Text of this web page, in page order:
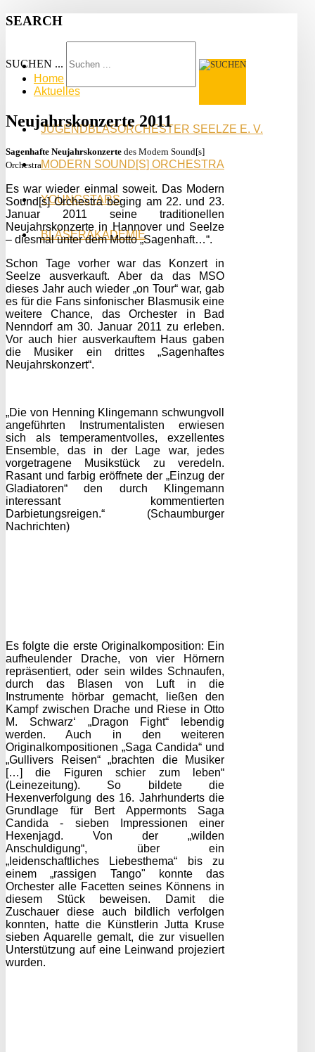
SEARCH
SUCHEN ...
JUGENDBLASORCHESTER SEELZE E. V.
MODERN SOUND[S] ORCHESTRA
YOUNGSTARS
BLÄSERAKADEMIE
Home
Aktuelles
Neujahrskonzerte 2011
Sagenhafte Neujahrskonzerte des Modern Sound[s]
Orchestra
Es war wieder einmal soweit. Das Modern
Sound[s] Orchestra beging am 22. und 23.
Januar 2011 seine traditionellen
Neujahrskonzerte in Hannover und Seelze
– diesmal unter dem Motto „Sagenhaft…“.
Schon Tage vorher war das Konzert in
Seelze ausverkauft. Aber da das MSO
dieses Jahr auch wieder „on Tour“ war, gab
es für die Fans sinfonischer Blasmusik eine
weitere Chance, das Orchester in Bad
Nenndorf am 30. Januar 2011 zu erleben.
Vor auch hier ausverkauftem Haus gaben
die Musiker ein drittes „Sagenhaftes
Neujahrskonzert“.
„Die von Henning Klingemann schwungvoll
angeführten Instrumentalisten erwiesen
sich als temperamentvolles, exzellentes
Ensemble, das in der Lage war, jedes
vorgetragene Musikstück zu veredeln.
Rasant und farbig eröffnete der „Einzug der
Gladiatoren“ den durch Klingemann
interessant kommentierten
Darbietungsreigen.“ (Schaumburger
Nachrichten)
Es folgte die erste Originalkomposition: Ein
aufheulender Drache, von vier Hörnern
repräsentiert, oder sein wildes Schnaufen,
durch das Blasen von Luft in die
Instrumente hörbar gemacht, ließen den
Kampf zwischen Drache und Riese in Otto
M. Schwarz‘ „Dragon Fight“ lebendig
werden. Auch in den weiteren
Originalkompositionen „Saga Candida“ und
„Gullivers Reisen“ „brachten die Musiker
[…] die Figuren schier zum leben“
(Leinezeitung). So bildete die
Hexenverfolgung des 16. Jahrhunderts die
Grundlage für Bert Appermonts Saga
Candida - sieben Impressionen einer
Hexenjagd. Von der „wilden
Anschuldigung“, über ein
„leidenschaftliches Liebesthema“ bis zu
einem „rassigen Tango" konnte das
Orchester alle Facetten seines Könnens in
diesem Stück beweisen. Damit die
Zuschauer diese auch bildlich verfolgen
konnten, hatte die Künstlerin Jutta Kruse
sieben Aquarelle gemalt, die zur visuellen
Unterstützung auf eine Leinwand projeziert
wurden.